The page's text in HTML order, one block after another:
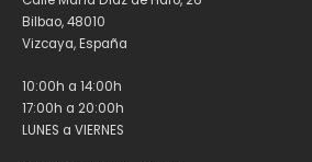
Bilbao, 48010
Vizcaya, España
10:00h a 14:00h
17:00h a 20:00h
LUNES a VIERNES